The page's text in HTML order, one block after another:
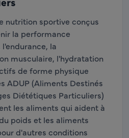
nutrition sportive conçus
la performance
la
musculaire, l'hydratation
de forme physique
ADUP (Aliments Destinés
Diététiques Particuliers)
les aliments qui aident à
poids et les aliments
d'autres conditions